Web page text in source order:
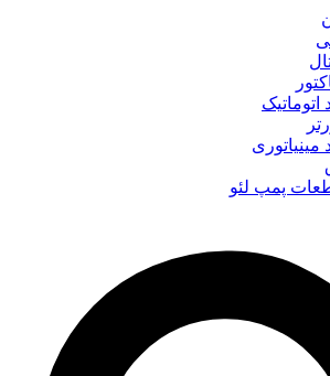
اتوماتیک
مینیاتوری
پمپ لئو